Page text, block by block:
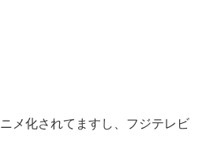
メ化されてますし、フジテレビ